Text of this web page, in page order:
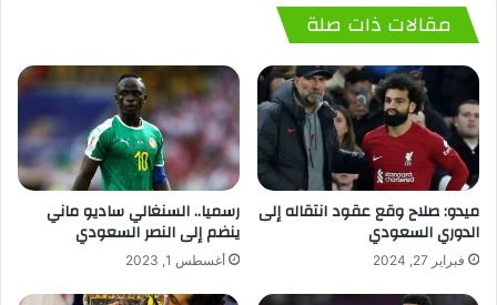
مقالات ذات صلة
ميدو: صلاح وقع عقود انتقاله إلى
الدوري السعودي
فبراير 27, 2024
رسميا.. السنغالي ساديو ماني
ينضم إلى النصر السعودي
أغسطس 1, 2023